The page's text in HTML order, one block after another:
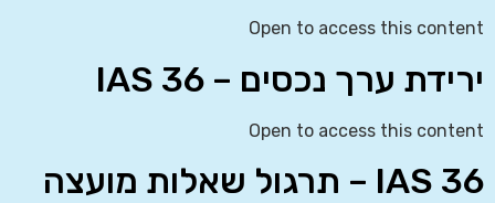
Open to access this content
ירידת ערך נכסים – IAS 36
Open to access this content
IAS 36 – תרגול שאלות מועצה